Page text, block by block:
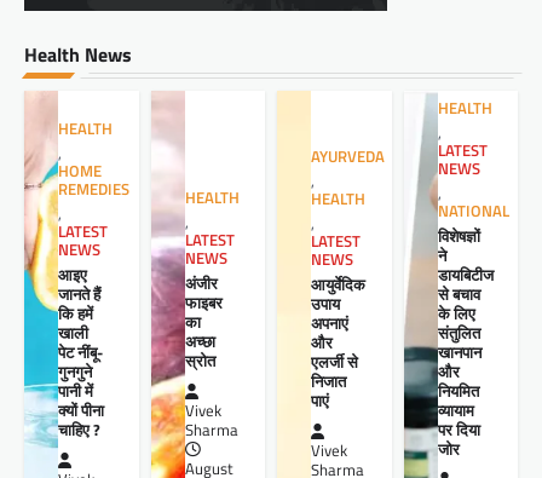
Health News
HEALTH
,
HOME
REMEDIES
,
LATEST
NEWS
आइए
जानते हैं
कि हमें
खाली
पेट नींबू-
गुनगुने
पानी में
क्यों पीना
चाहिए ?
HEALTH
,
LATEST
NEWS
अंजीर
फाइबर
का
अच्छा
स्रोत
Vivek
Sharma
August
AYURVEDA
,
HEALTH
,
LATEST
NEWS
आयुर्वेदिक
उपाय
अपनाएं
और
एलर्जी से
निजात
पाएं
Vivek
Sharma
HEALTH
,
LATEST
NEWS
,
NATIONAL
विशेषज्ञों
ने
डायबिटीज
से बचाव
के लिए
संतुलित
खानपान
और
नियमित
व्यायाम
पर दिया
जोर